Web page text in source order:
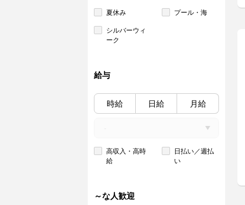
夏休み プール・海
シルバーウィ
ーク
給与
時給 日給 月給
高収入・高時
給
日払い／週払
い
～な人歓迎